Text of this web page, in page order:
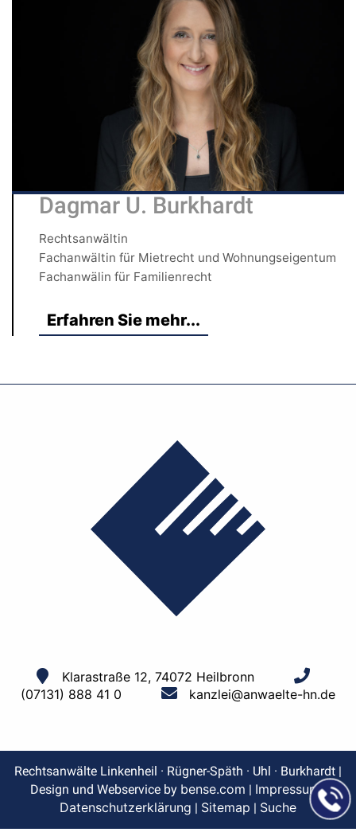
Dagmar U. Burkhardt
Rechtsanwältin
Fachanwältin für Mietrecht und Wohnungseigentum
Fachanwälin für Familienrecht
Erfahren Sie mehr...
Klarastraße 12, 74072 Heilbronn
(07131) 888 41 0
kanzlei@anwaelte-hn.de
Rechtsanwälte Linkenheil · Rügner-Späth · Uhl · Burkhardt |
Design und Webservice by bense.com | Impressum|
Datenschutzerklärung | Sitemap | Suche